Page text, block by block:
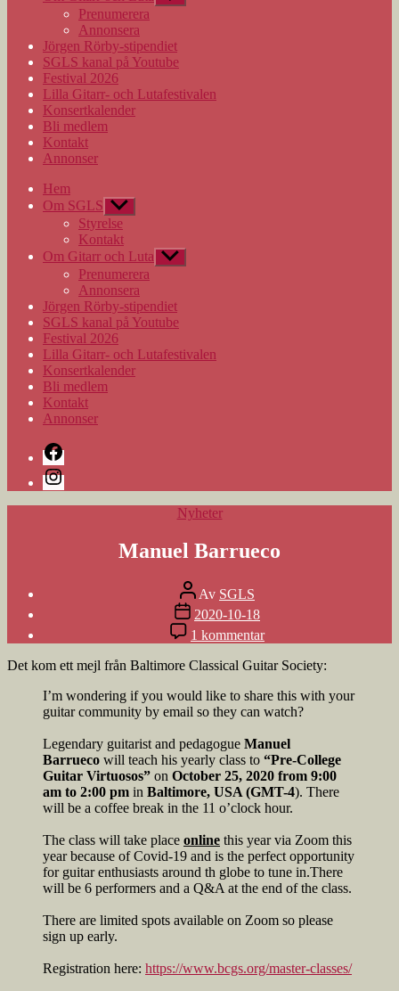
undermeny
Prenumerera
Annonsera
Jörgen Rörby-stipendiet
SGLS kanal på Youtube
Festival 2026
Lilla Gitarr- och Lutafestivalen
Konsertkalender
Bli medlem
Kontakt
Annonser
Hem
Om SGLS Visa
undermeny
Styrelse
Kontakt
Om Gitarr och Luta Visa
undermeny
Prenumerera
Annonsera
Jörgen Rörby-stipendiet
SGLS kanal på Youtube
Festival 2026
Lilla Gitarr- och Lutafestivalen
Konsertkalender
Bli medlem
Kontakt
Annonser
Facebook
Instagram
Kategorier
Nyheter
Manuel Barrueco
Inläggsförfattare
Av SGLS
Inläggsdatum
2020-10-18
1 kommentartill
Manuel
Barrueco
Det kom ett mejl från Baltimore Classical Guitar Society:
I’m wondering if you would like to share this with your
guitar community by email so they can watch?
Legendary guitarist and pedagogue Manuel
Barrueco will teach his yearly class to “Pre-College
Guitar Virtuosos” on October 25, 2020 from 9:00
am to 2:00 pm in Baltimore, USA (GMT-4). There
will be a coffee break in the 11 o’clock hour.
The class will take place online this year via Zoom this
year because of Covid-19 and is the perfect opportunity
for guitar enthusiasts around th globe to tune in.There
will be 6 performers and a Q&A at the end of the class.
There are limited spots available on Zoom so please
sign up early.
Registration here: https://www.bcgs.org/master-classes/